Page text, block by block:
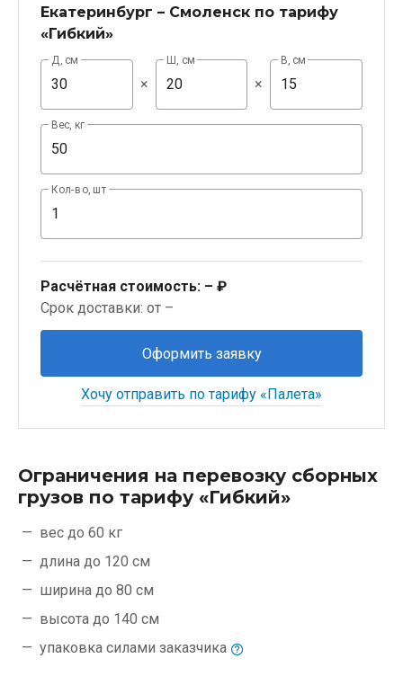
Екатеринбург – Смоленск по тарифу
«Гибкий»
Д, см
×
Ш, см
×
В, см
Вес, кг
Кол-во, шт
Расчётная стоимость: – ₽
Срок доставки: от –
Оформить заявку
Хочу отправить по тарифу «Палета»
Ограничения на перевозку сборных
грузов по тарифу «Гибкий»
вес до 60 кг
длина до 120 см
ширина до 80 см
высота до 140 см
упаковка силами заказчика